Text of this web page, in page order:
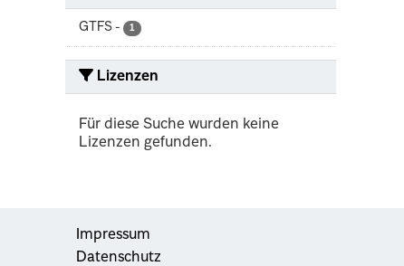
GTFS - 1
Lizenzen
Für diese Suche wurden keine
Lizenzen gefunden.
Impressum
Datenschutz